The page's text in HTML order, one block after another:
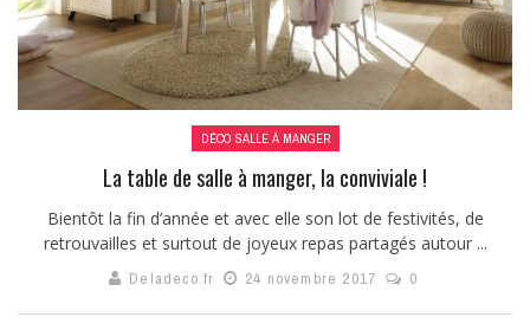
DÉCO SALLE À MANGER
La table de salle à manger, la conviviale !
Bientôt la fin d’année et avec elle son lot de festivités, de
retrouvailles et surtout de joyeux repas partagés autour ...
Deladeco.fr 24 novembre 2017 0